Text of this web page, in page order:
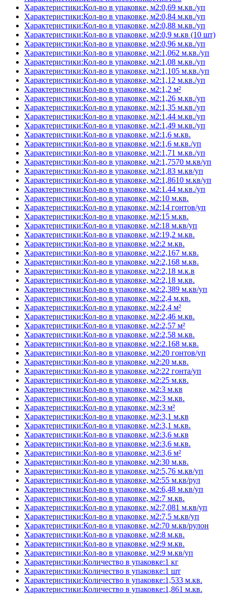
Характеристики:Кол-во в упаковке, м2:0,69 м.кв./уп
Характеристики:Кол-во в упаковке, м2:0,84 м.кв./уп
Характеристики:Кол-во в упаковке, м2:0,88 м.кв./уп
Характеристики:Кол-во в упаковке, м2:0,9 м.кв (10 шт)
Характеристики:Кол-во в упаковке, м2:0,96 м.кв./уп
Характеристики:Кол-во в упаковке, м2:1,062 м.кв./уп
Характеристики:Кол-во в упаковке, м2:1,08 м.кв./уп
Характеристики:Кол-во в упаковке, м2:1,105 м.кв./уп
Характеристики:Кол-во в упаковке, м2:1,12 м.кв./уп
Характеристики:Кол-во в упаковке, м2:1,2 м²
Характеристики:Кол-во в упаковке, м2:1,26 м.кв./уп
Характеристики:Кол-во в упаковке, м2:1,35 м.кв./уп
Характеристики:Кол-во в упаковке, м2:1,44 м.кв./уп
Характеристики:Кол-во в упаковке, м2:1,49 м.кв./уп
Характеристики:Кол-во в упаковке, м2:1,6 м.кв.
Характеристики:Кол-во в упаковке, м2:1,6 м.кв./уп
Характеристики:Кол-во в упаковке, м2:1,71 м.кв./уп
Характеристики:Кол-во в упаковке, м2:1,7570 м.кв/уп
Характеристики:Кол-во в упаковке, м2:1,83 м.кв/уп
Характеристики:Кол-во в упаковке, м2:1,8610 м.кв/уп
Характеристики:Кол-во в упаковке, м2:1.44 м.кв./уп
Характеристики:Кол-во в упаковке, м2:10 м.кв.
Характеристики:Кол-во в упаковке, м2:14 гонтов/уп
Характеристики:Кол-во в упаковке, м2:15 м.кв.
Характеристики:Кол-во в упаковке, м2:18 м.кв/уп
Характеристики:Кол-во в упаковке, м2:19,2 м.кв.
Характеристики:Кол-во в упаковке, м2:2 м.кв.
Характеристики:Кол-во в упаковке, м2:2,167 м.кв.
Характеристики:Кол-во в упаковке, м2:2,168 м.кв.
Характеристики:Кол-во в упаковке, м2:2,18 м.к.в
Характеристики:Кол-во в упаковке, м2:2,18 м.кв.
Характеристики:Кол-во в упаковке, м2:2,389 м.кв/уп
Характеристики:Кол-во в упаковке, м2:2,4 м.кв.
Характеристики:Кол-во в упаковке, м2:2,4 м²
Характеристики:Кол-во в упаковке, м2:2,46 м.кв.
Характеристики:Кол-во в упаковке, м2:2,57 м²
Характеристики:Кол-во в упаковке, м2:2,58 м.кв.
Характеристики:Кол-во в упаковке, м2:2.168 м.кв.
Характеристики:Кол-во в упаковке, м2:20 гонтов/уп
Характеристики:Кол-во в упаковке, м2:20 м.кв.
Характеристики:Кол-во в упаковке, м2:22 гонта/уп
Характеристики:Кол-во в упаковке, м2:25 м.кв.
Характеристики:Кол-во в упаковке, м2:3 м.кв
Характеристики:Кол-во в упаковке, м2:3 м.кв.
Характеристики:Кол-во в упаковке, м2:3 м²
Характеристики:Кол-во в упаковке, м2:3,1 м.кв
Характеристики:Кол-во в упаковке, м2:3,1 м.кв.
Характеристики:Кол-во в упаковке, м2:3,6 м.кв
Характеристики:Кол-во в упаковке, м2:3,6 м.кв.
Характеристики:Кол-во в упаковке, м2:3,6 м²
Характеристики:Кол-во в упаковке, м2:30 м.кв.
Характеристики:Кол-во в упаковке, м2:5,76 м.кв/уп
Характеристики:Кол-во в упаковке, м2:55 м.кв/рул
Характеристики:Кол-во в упаковке, м2:6,48 м.кв/уп
Характеристики:Кол-во в упаковке, м2:7 м.кв.
Характеристики:Кол-во в упаковке, м2:7,081 м.кв/уп
Характеристики:Кол-во в упаковке, м2:7,5 м.кв/уп
Характеристики:Кол-во в упаковке, м2:70 м.кв/рулон
Характеристики:Кол-во в упаковке, м2:8 м.кв.
Характеристики:Кол-во в упаковке, м2:9 м.кв.
Характеристики:Кол-во в упаковке, м2:9 м.кв/уп
Характеристики:Количество в упаковке:1 кг
Характеристики:Количество в упаковке:1 шт
Характеристики:Количество в упаковке:1,533 м.кв.
Характеристики:Количество в упаковке:1,861 м.кв.